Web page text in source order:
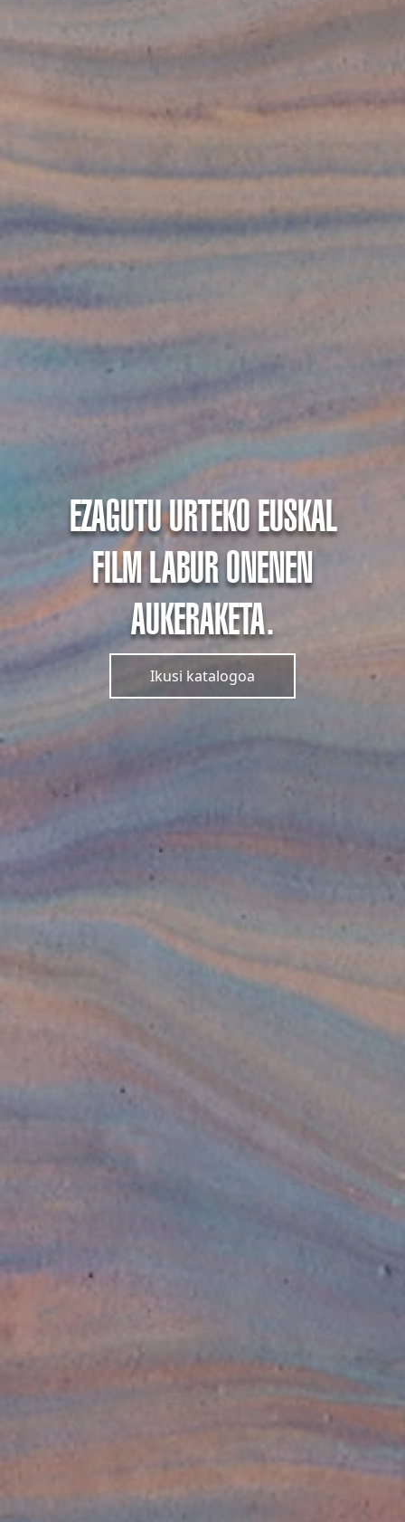
EZAGUTU URTEKO EUSKAL
FILM LABUR ONENEN
AUKERAKETA.
Ikusi katalogoa